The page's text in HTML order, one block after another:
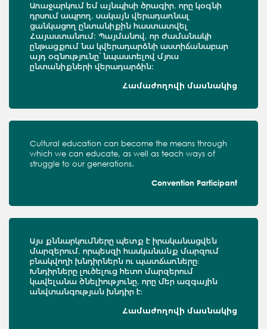
Առաջարկում եմ այնպիսի ծրագիր, որը կօգնի
դրսում ապրող, սակայն վերադառնալ
ցանկացող ընտանիքին հաստատվել
Հայաստանում: Պայմանով, որ ժամանակի
ընթացքում նա կվերադարձնի աստիճանաբար
այդ օգնությունը՝ նպաստելով մյուս
ընտանիքների վերադարձին:
Համաժողովի մասնակից
Cultural education can become the means through
which we can educate, as well as teach ways of
struggle to our generations.
Convention Participant
Այս քննարկումները պետք է իրականացվեն
մարզերում, որպեսզի հասկանանք մարզում
բնակվողի խնդիրներն ու պատճառները։
Խնդիրները լուծելուց հետո մարզերում
կավելանա ծնելիությունը, որը մեր ազգային
անվտանգության խնդիր է։
Համաժողովի մասնակից